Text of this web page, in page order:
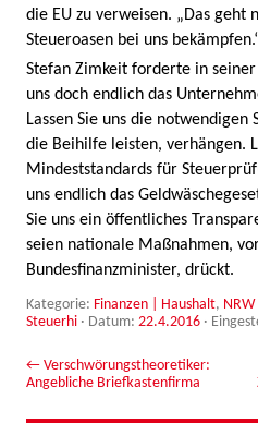
die EU zu verweisen. „Das geht
Steueroasen bei uns
Stefan Zimkeit forderte in seiner
uns doch endlich das
Lassen Sie uns die notwendigen
die Beihilfe leisten, verhängen.
Mindeststandards für
uns endlich das
Sie uns ein öffentliches
seien nationale Maßnahmen,
Bundesfinanzminister, drückt.
Kategorie: Finanzen | Haushalt, NRW
Steuerhi · Datum: 22.4.2016 ·
Beitrags-Navigation
← Verschwörungstheoretiker:
Angebliche Briefkastenfirma